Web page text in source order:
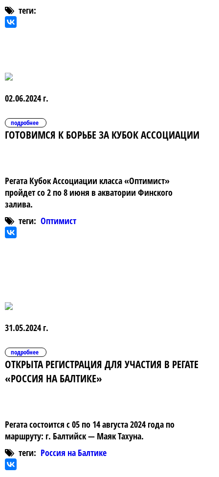
теги:
02.06.2024 г.
подробнее
ГОТОВИМСЯ К БОРЬБЕ ЗА КУБОК АССОЦИАЦИИ
Регата Кубок Ассоциации класса «Оптимист»
пройдет со 2 по 8 июня в акватории Финского
залива.
теги: Оптимист
31.05.2024 г.
подробнее
ОТКРЫТА РЕГИСТРАЦИЯ ДЛЯ УЧАСТИЯ В РЕГАТЕ
«РОССИЯ НА БАЛТИКЕ»
Регата состоится с 05 по 14 августа 2024 года по
маршруту: г. Балтийск — Маяк Тахуна.
теги: Россия на Балтике